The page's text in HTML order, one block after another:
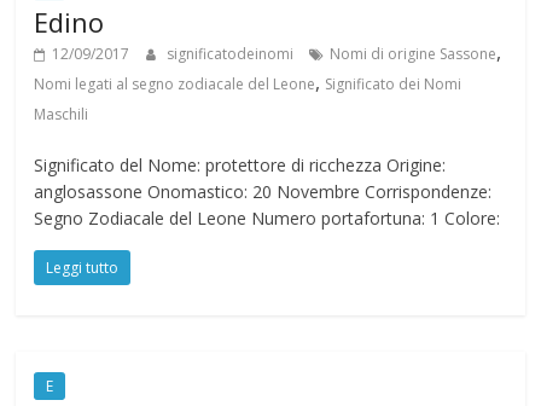
Edino
12/09/2017 significatodeinomi Nomi di origine Sassone,
Nomi legati al segno zodiacale del Leone, Significato dei Nomi
Maschili
Significato del Nome: protettore di ricchezza Origine:
anglosassone Onomastico: 20 Novembre Corrispondenze:
Segno Zodiacale del Leone Numero portafortuna: 1 Colore:
Leggi tutto
E